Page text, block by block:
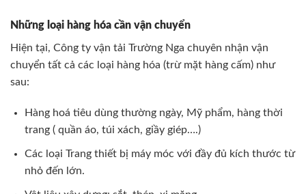
Những loại hàng hóa cần vận chuyển
Hiện tại, Công ty vận tải Trường Nga chuyên nhận vận
chuyển tất cả các loại hàng hóa (trừ mặt hàng cấm) như
sau:
Hàng hoá tiêu dùng thường ngày, Mỹ phẩm, hàng thời
trang ( quần áo, túi xách, giầy giép….)
Các loại Trang thiết bị máy móc với đầy đủ kích thước từ
nhỏ đến lớn.